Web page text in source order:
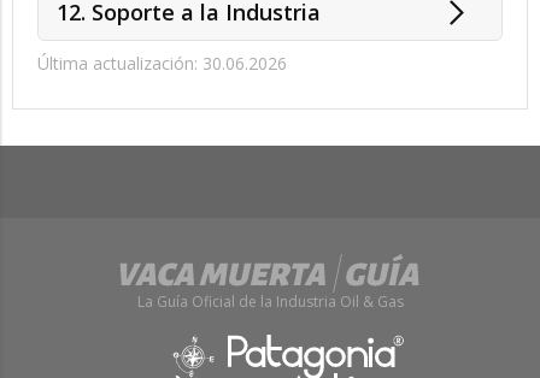
12. Soporte a la Industria
Última actualización: 30.06.2026
La Guía Oficial de la Industria Oil & Gas